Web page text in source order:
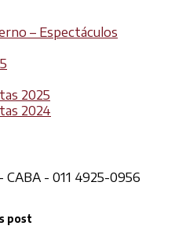
– Espectáculos
2025
2024
CABA - 011 4925-0956
post